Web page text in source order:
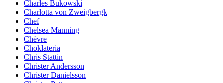
Charles Bukowski
Charlotta von Zweigbergk
Chef
Chelsea Manning
Chèvre
Choklateria
Chris Stattin
Christer Andersson
Christer Danielsson